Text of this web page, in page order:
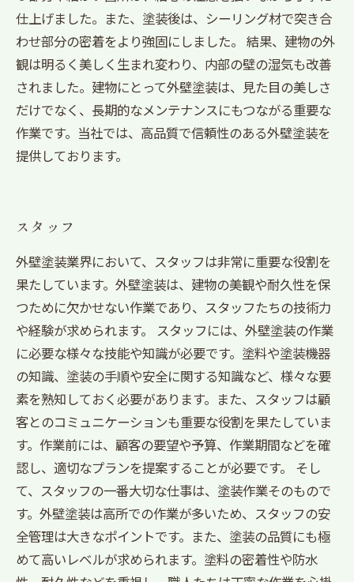
仕上げました。また、塗装後は、シーリング材で突き合
わせ部分の密着をより強固にしました。 結果、建物の外
観は明るく美しく生まれ変わり、内部の壁の湿気も改善
されました。建物にとって外壁塗装は、見た目の美しさ
だけでなく、長期的なメンテナンスにもつながる重要な
作業です。当社では、高品質で信頼性のある外壁塗装を
提供しております。
スタッフ
外壁塗装業界において、スタッフは非常に重要な役割を
果たしています。外壁塗装は、建物の美観や耐久性を保
つために欠かせない作業であり、スタッフたちの技術力
や経験が求められます。 スタッフには、外壁塗装の作業
に必要な様々な技能や知識が必要です。塗料や塗装機器
の知識、塗装の手順や安全に関する知識など、様々な要
素を熟知しておく必要があります。また、スタッフは顧
客とのコミュニケーションも重要な役割を果たしていま
す。作業前には、顧客の要望や予算、作業期間などを確
認し、適切なプランを提案することが必要です。 そし
て、スタッフの一番大切な仕事は、塗装作業そのもので
す。外壁塗装は高所での作業が多いため、スタッフの安
全管理は大きなポイントです。また、塗装の品質にも極
めて高いレベルが求められます。塗料の密着性や防水